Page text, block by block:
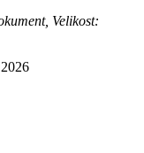
Velikost: